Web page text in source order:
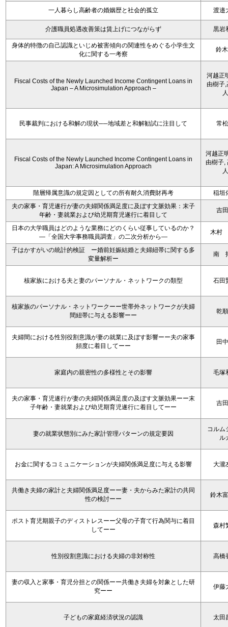
一人暮らし高齢者の婚姻歴と社会的孤立 渡邉
介護職員処遇改善策は賃上げにつながらず 黒岩
身体的特徴の自己認識といじめ被害傾向の関連性をめぐる小学生文
化に関する一考察
鈴
Fiscal Costs of the Newly Launched Income Contingent Loans in
Japan – A Microsimulation Approach –
河越正
由樹子
人
民事裁判における和解の現状──地域差と和解勧試に注目して 常
Fiscal Costs of the Newly Launched Income Contingent Loans in
Japan: A Microsimulation Approach
河越正
由樹子,
人
階層帰属意識の規定因としての所有耐久消費財再考
稲垣
夫の家事・育児遂行が妻の夫婦関係満足度に及ぼす文脈効果：末子
年齢・妻就業および幼児期育児遂行に着目して
吉
日本の大学職員はどのような業務にどのくらい従事しているのか？
―「全国大学事務職員調査」の二次分析から―
木村
子はかすがいの統計的検証 ー婚前妊娠結婚と夫婦紐帯に関する多
変量解析ー
南
核家族における夫と妻のパーソナル・ネットワークの類型 石田
核家族のパーソナル・ネットワークーー世帯外ネットワークが夫婦
間紐帯に与える影響ーー
乾
夫婦間における性別役割意識が妻の就業に及ぼす影響ーー夫の家事
頻度に着目してーー
田
家庭内の親密性の多様性とその影響 毛塚
夫の家事・育児遂行が妻の夫婦関係満足度の及ぼす文脈効果ーー末
子年齢・妻就業および幼児期育児遂行に着目してーー
吉
妻の就業状態別にみた家計管理パターンの規定要因
コル
ル
お金に関するコミュニケーションが夫婦関係満足度に与える影響 大瀧
共働き夫婦の家計と夫婦関係満足度ーー妻・夫からみた家計の共同
性の検討ーー
鈴木
ポスト育児期親子のディストレスーー父母の子育て行為関与に着目
してーー
森村
性別役割意識における夫婦の非対称性 高橋
妻の収入と家事・育児分担との関係ーー共働き夫婦を対象とした研
究ーー
伊藤
子どもの家庭経済状況の認識 太田